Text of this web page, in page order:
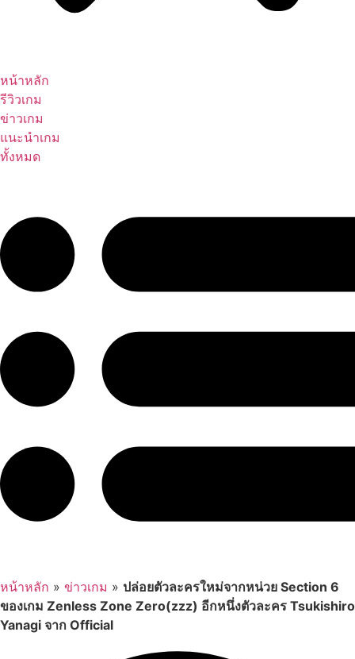
หน้าหลัก
รีวิวเกม
ข่าวเกม
แนะนำเกม
ทั้งหมด
หน้าหลัก » ข่าวเกม » ปล่อยตัวละครใหม่จากหน่วย Section 6
ของเกม Zenless Zone Zero(zzz) อีกหนึ่งตัวละคร Tsukishiro
Yanagi จาก Official